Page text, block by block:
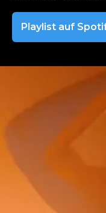
Playlist auf